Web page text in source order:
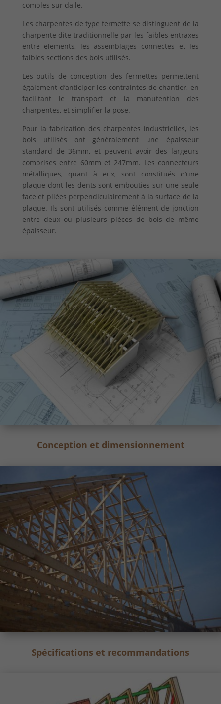
combles sur dalle.
Les charpentes de type fermette se distinguent de la
charpente dite traditionnelle par les faibles entraxes
entre éléments, les assemblages connectés et les
faibles sections des bois utilisés.
Les outils de conception des fermettes permettent
également d’anticiper les contraintes de chantier, en
facilitant le transport et la manutention des
charpentes, et simplifier la pose.
Pour la fabrication des charpentes industrielles, les
bois utilisés ont généralement une épaisseur
standard de 36mm, et peuvent avoir des largeurs
comprises entre 60mm et 247mm. Les connecteurs
métalliques, quant à eux, sont constitués d’une
plaque dont les dents sont embouties sur une seule
face et pliées perpendiculairement à la surface de la
plaque. Ils sont utilisés comme élément de jonction
entre deux ou plusieurs pièces de bois de même
épaisseur.
Conception et dimensionnement
Spécifications et recommandations